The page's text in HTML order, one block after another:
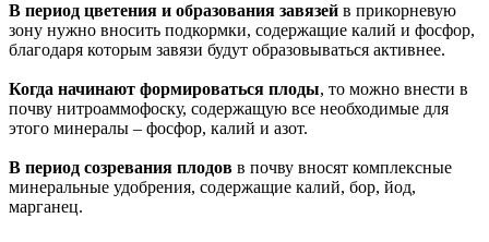
В период цветения и образования завязей в прикорневую
зону нужно вносить подкормки, содержащие калий и фосфор,
благодаря которым завязи будут образовываться активнее.
Когда начинают формироваться плоды, то можно внести в
почву нитроаммофоску, содержащую все необходимые для
этого минералы – фосфор, калий и азот.
В период созревания плодов в почву вносят комплексные
минеральные удобрения, содержащие калий, бор, йод,
марганец.